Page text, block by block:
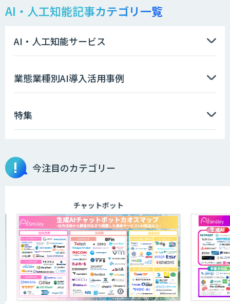
Docify（ドシファイ）
ログミーツ powered by GPT-4
JOINT AI Flow byGMO
AIR-NEXUS
AI・人工知能記事カテゴリ一覧
AI・人工知能サービス
業態業種別AI導入活用事例
特集
今注目のカテゴリー
チャットボット